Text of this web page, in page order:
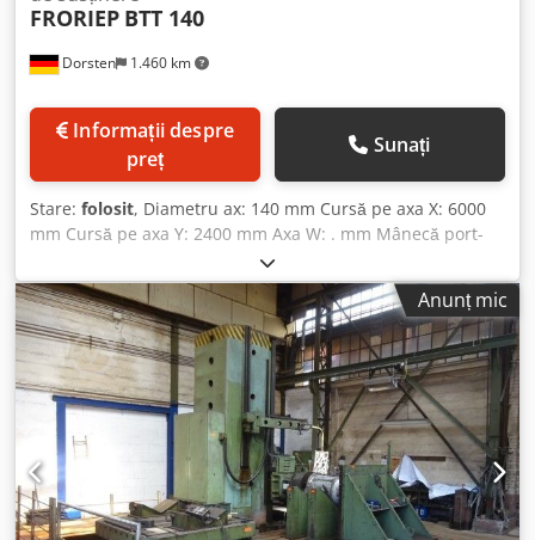
Dorsten 1.460 km
FRORIEP BTT 140
preț
Sunați
Stare: folosit, Diametru ax: 140 mm Cursă pe axa X: 6000
mm Cursă pe axa Y: 2400 mm Axa W: . mm Mânecă port-
așchie: deplasare orizontală . mm Mânecă port-așchie:
diametru 300 mm Priză ax: ISO 50 Turație: 3,15-800 rot/min
Masă rotativă alezaj: 2250x2250 mm Cursă longitudinală
masă: 1600 mm Masă rotativă alezaj: 2250x2250 mm Cursă
longitudinală masă: 1600 mm Placă tip platou: opțional
Opțional: Masă de alezat: 2 bucăți cu collet Datele tehnice
sunt informații furnizate de producător sau operator și nu
sunt obligatorii pentru noi. Ne rezervăm dreptul unei
vânzări intermediare; se aplică exclusiv condițiile noastre
generale de afaceri și vânzare. Despre noi: - Peste 400 de
utilaje proprii în stoc - Peste 15.000 m² spațiu de
depozitare, capacitate macarală 70 t - Peste 10.000 de
Anunț mic